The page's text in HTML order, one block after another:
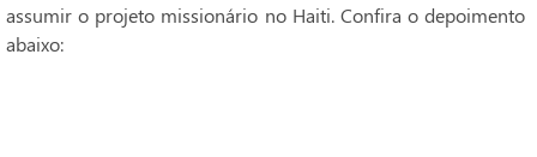
assumir o projeto missionário no Haiti. Confira o depoimento
abaixo: